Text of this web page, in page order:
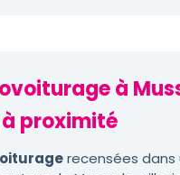
à
proximité
recensées dans